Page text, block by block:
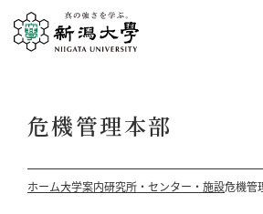
危機管理本部
ホーム大学案内研究所・センター・施設危機管